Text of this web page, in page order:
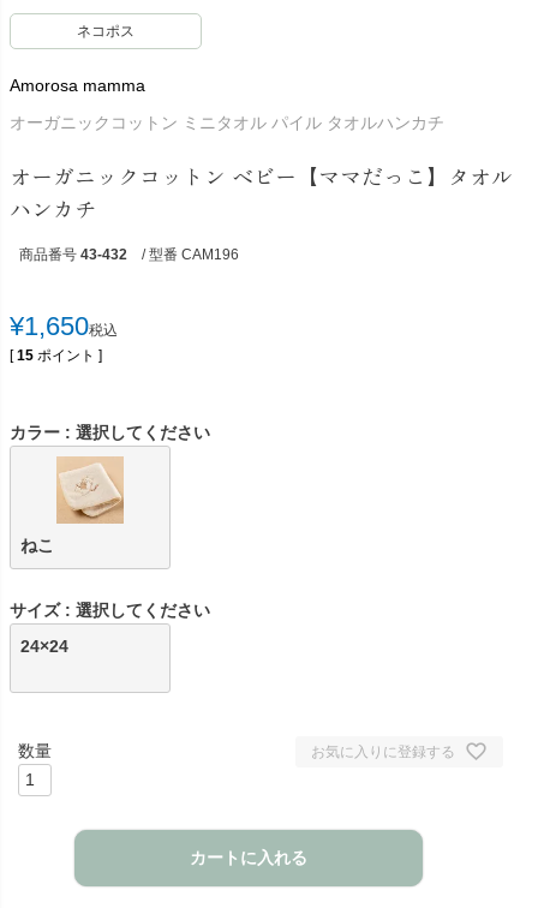
ネコポス
Amorosa mamma
オーガニックコットン ミニタオル パイル タオルハンカチ
オーガニックコットン ベビー【ママだっこ】タオル
ハンカチ
商品番号 43-432 / 型番 CAM196
¥1,650税込
[ 15 ポイント ]
カラー 選択してください
ねこ
サイズ
選択してください
24×24
お気に入りに登録する
カートに入れる